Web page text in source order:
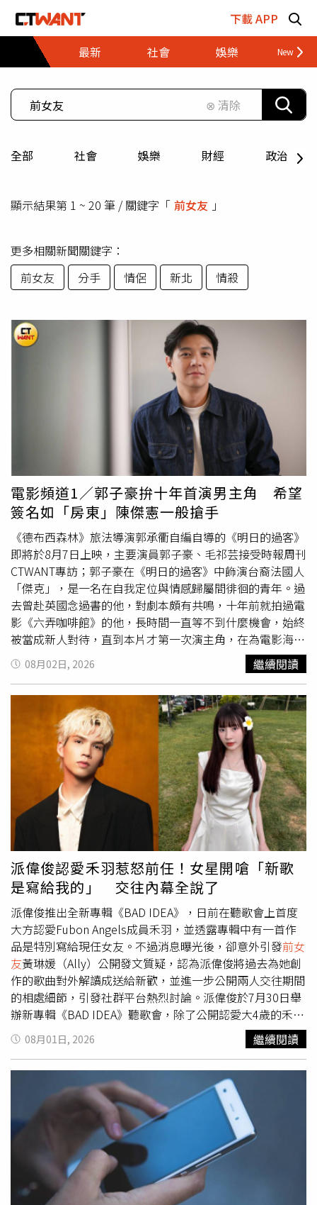
下載 APP
最新
社會 娛樂 財經
⊗ 清除
全部 社會 娛樂 財經 政治
顯示結果第 1 ~ 20 筆 / 關鍵字「 前女友 」
更多相關新聞關鍵字：
前女友
分手 情侶 新北 情殺
電影頻道1／郭子豪拚十年首演男主角 希望
簽名如「房東」陳傑憲一般搶手
《德布西森林》旅法導演郭承衢自編自導的《明日的過客》
即將於8月7日上映，主要演員郭子豪、毛祁芸接受時報周刊
CTWANT專訪；郭子豪在《明日的過客》中飾演台裔法國人
「傑克」，是一名在自我定位與情感歸屬間徘徊的青年。過
去曾赴英國念過書的他，對劇本頗有共鳴，十年前就拍過電
影《六弄咖啡館》的他，長時間一直等不到什麼機會，始終
被當成新人對待，直到本片才第一次演主角，在為電影海報
簽名時他透露「台灣隊長」陳傑憲曾是他的房東：「我跟他
們家租過房子，他還送過我簽名球，希望未來我的簽名也會
有粉絲珍藏。」郭子豪在《明日的過客》中與睽違多年的前
陳妤重逢，再度牽動青春回憶與秘密。（圖／光年映畫
提供）郭子豪家裡開樂器行，從小家中就培養他學樂器希望
他能走上音樂的路子，或繼承家中的事業，不過他坦言自己
不愛念書，英文也很爛，卻賭氣跑去英國念肢體劇場，家裡
非常反對，覺得學那些沒出息，「我有特別找那種幾乎沒什
麼華人的，全班都是國際學生，每天一直逼自己用英文對
話，那一年練的英文抵上在台灣亂唸好多年。」原來也想過
要待在英國找機會，但異鄉總是不比故鄉熟悉花費又大，所
以他最後仍是回台灣繼續他的演員之路。為了支撐演員夢，
郭子豪一直在打工兼差維持生計。（圖／侯世駿攝）這些年
為了支撐自己的夢想，又必須兼顧生計，郭子豪打過十幾二
十份不同的工，到現在都還兼職早餐店和手搖飲店的工作，
過去也幹過包括展場工讀、瑜伽教室櫃台、酒吧等，甚至還
曾在吳宗憲投資過的燒餅店工作：「那時候常常早上五點多
就要上班，一天要包六、七百個燒餅，有時候真的會包到害
怕，可惜當時都沒有見過憲哥，只有姍儒來過店裡。」由於
有時試鏡或拍戲來得臨時，他只能請假，但不能要求每個老
闆都要理解，所以在上班的時候，我總是盡量多做一點事
情，大家不想倒垃圾我就去倒，不想外送那就我去，平時多
做這些，只是希望當我臨時請假的時候，不要給大家帶來太
多困擾。」在《明日的過客》中郭子豪與陳妤有不少親密感
情戲，但他坦言一開始他自信不足。（圖／光年映畫提供）
但辛苦了多年仍然處於等通知、跑龍套的階段，郭子豪有次
收工後騎車返家，忽然悲從中來崩潰暴哭，不知道自己到底
在幹嘛，甚至很多次都是被「拗」去拍一個錢很少或很小的
角色，「對方都會說這次拜託救火一下，下次有好的機會一
定會先找我，但之後他們要拍什麼比較好的其實也都沒有再
找我，我真的不知道我該不該繼續下去」，聽得一旁的毛祁
芸也忍不住驚呼：「你這也太卑微了吧！」爸爸從過去的極
力反對，到現在知道反對無效也管不了，但還是會問他「你
08月02日, 2026 繼續閱讀
派偉俊認愛禾羽惹怒前任！女星開嗆「新歌
是寫給我的」 交往內幕全說了
派偉俊推出全新專輯《BAD IDEA》，日前在聽歌會上首度
大方認愛Fubon Angels成員禾羽，並透露專輯中有一首作
品是特別寫給現任女友。不過消息曝光後，卻意外引發前女
友黃琳媛（Ally）公開發文質疑，認為派偉俊將過去為她創
作的歌曲對外解讀成送給新歡，並進一步公開兩人交往期間
的相處細節，引發社群平台熱烈討論。派偉俊於7月30日舉
辦新專輯《BAD IDEA》聽歌會，除了公開認愛大4歲的禾
羽，透露兩人交往約3個月，也分享戀愛後創作靈感增加，
笑說現在「開心的歌變多了」，並表示專輯裡有一首歌是獻
給女友。當媒體追問是哪一首作品時，他僅回應：「你們猜
啊！」並未進一步說明。未料，這番發言曝光後，黃琳媛隨
即在派偉俊的Threads留言表示：「哈囉，我們分手也是不
歡而散，你可不可以不要在前一天開記者會時說專輯裡有其
中一首歌要寫給女友，結果隔天發佈去年寫給我的歌，讓你
這些粉絲誤會是這一首啊？」她認為派偉俊發表的〈去年下
的那場雪〉，其實是兩人去年交往期間所創作的歌曲，因此
還公開當時討論歌曲的對話截圖，希望外界不要誤會歌曲創
作背景。除了質疑歌曲歸屬外，黃琳媛也公開兩人交往期間
08月01日, 2026 繼續閱讀